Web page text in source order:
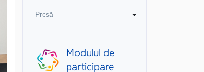
Presă